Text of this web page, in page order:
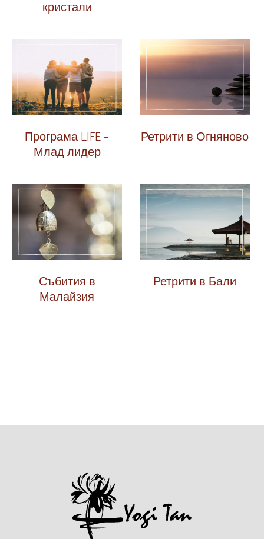
кристали
Програма LIFE –
Млад лидер
Ретрити в Огняново
Събития в
Малайзия
Ретрити в Бали